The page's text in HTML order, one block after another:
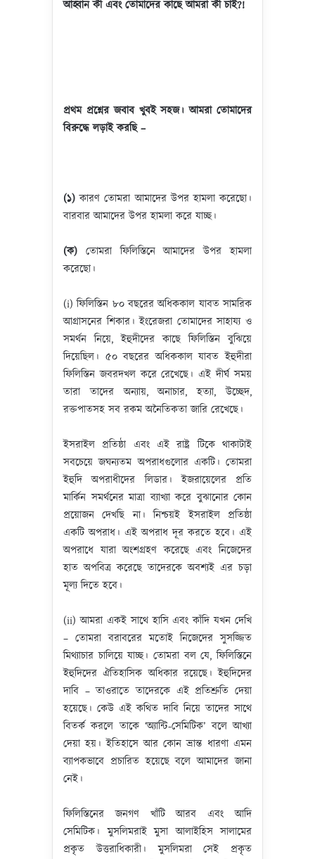
আহ্বান কী এবং তোমাদের কাছে আমরা কী চাই?!
প্রথম প্রশ্নের জবাব খুবই সহজ। আমরা তোমাদের
বিরুদ্ধে লড়াই করছি –
(১) কারণ তোমরা আমাদের উপর হামলা করেছো।
বারবার আমাদের উপর হামলা করে যাচ্ছ।
(ক) তোমরা ফিলিস্তিনে আমাদের উপর হামলা
করেছো।
(i) ফিলিস্তিন ৮০ বছরের অধিককাল যাবত সামরিক
আগ্রাসনের শিকার। ইংরেজরা তোমাদের সাহায্য ও
সমর্থন নিয়ে, ইহুদীদের কাছে ফিলিস্তিন বুঝিয়ে
দিয়েছিল। ৫০ বছরের অধিককাল যাবত ইহুদীরা
ফিলিস্তিন জবরদখল করে রেখেছে। এই দীর্ঘ সময়
তারা তাদের অন্যায়, অনাচার, হত্যা, উচ্ছেদ,
রক্তপাতসহ সব রকম অনৈতিকতা জারি রেখেছে।
ইসরাইল প্রতিষ্ঠা এবং এই রাষ্ট্র টিকে থাকাটাই
সবচেয়ে জঘন্যতম অপরাধগুলোর একটি। তোমরা
ইহুদি অপরাধীদের লিডার। ইজরায়েলের প্রতি
মার্কিন সমর্থনের মাত্রা ব্যাখ্যা করে বুঝানোর কোন
প্রয়োজন দেখছি না। নিশ্চয়ই ইসরাইল প্রতিষ্ঠা
একটি অপরাধ। এই অপরাধ দূর করতে হবে। এই
অপরাধে যারা অংশগ্রহণ করেছে এবং নিজেদের
হাত অপবিত্র করেছে তাদেরকে অবশ্যই এর চড়া
মূল্য দিতে হবে।
(ii) আমরা একই সাথে হাসি এবং কাঁদি যখন দেখি
– তোমরা বরাবরের মতোই নিজেদের সুসজ্জিত
মিথ্যাচার চালিয়ে যাচ্ছ। তোমরা বল যে, ফিলিস্তিনে
ইহুদিদের ঐতিহাসিক অধিকার রয়েছে। ইহুদিদের
দাবি – তাওরাতে তাদেরকে এই প্রতিশ্রুতি দেয়া
হয়েছে। কেউ এই কথিত দাবি নিয়ে তাদের সাথে
বিতর্ক করলে তাকে ‘অ্যান্টি-সেমিটিক’ বলে আখ্যা
দেয়া হয়। ইতিহাসে আর কোন ভ্রান্ত ধারণা এমন
ব্যাপকভাবে প্রচারিত হয়েছে বলে আমাদের জানা
নেই।
ফিলিস্তিনের জনগণ খাঁটি আরব এবং আদি
সেমিটিক। মুসলিমরাই মুসা আলাইহিস সালামের
প্রকৃত উত্তরাধিকারী। মুসলিমরা সেই প্রকৃত